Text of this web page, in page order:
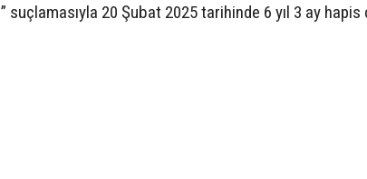
suçlamasıyla 20 Şubat 2025 tarihinde 6 yıl 3 ay hapis